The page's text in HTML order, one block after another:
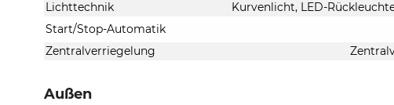
Lichttechnik
Kurvenlicht, LED-
Start/Stop-Automatik
Zentralverriegelung
Außen